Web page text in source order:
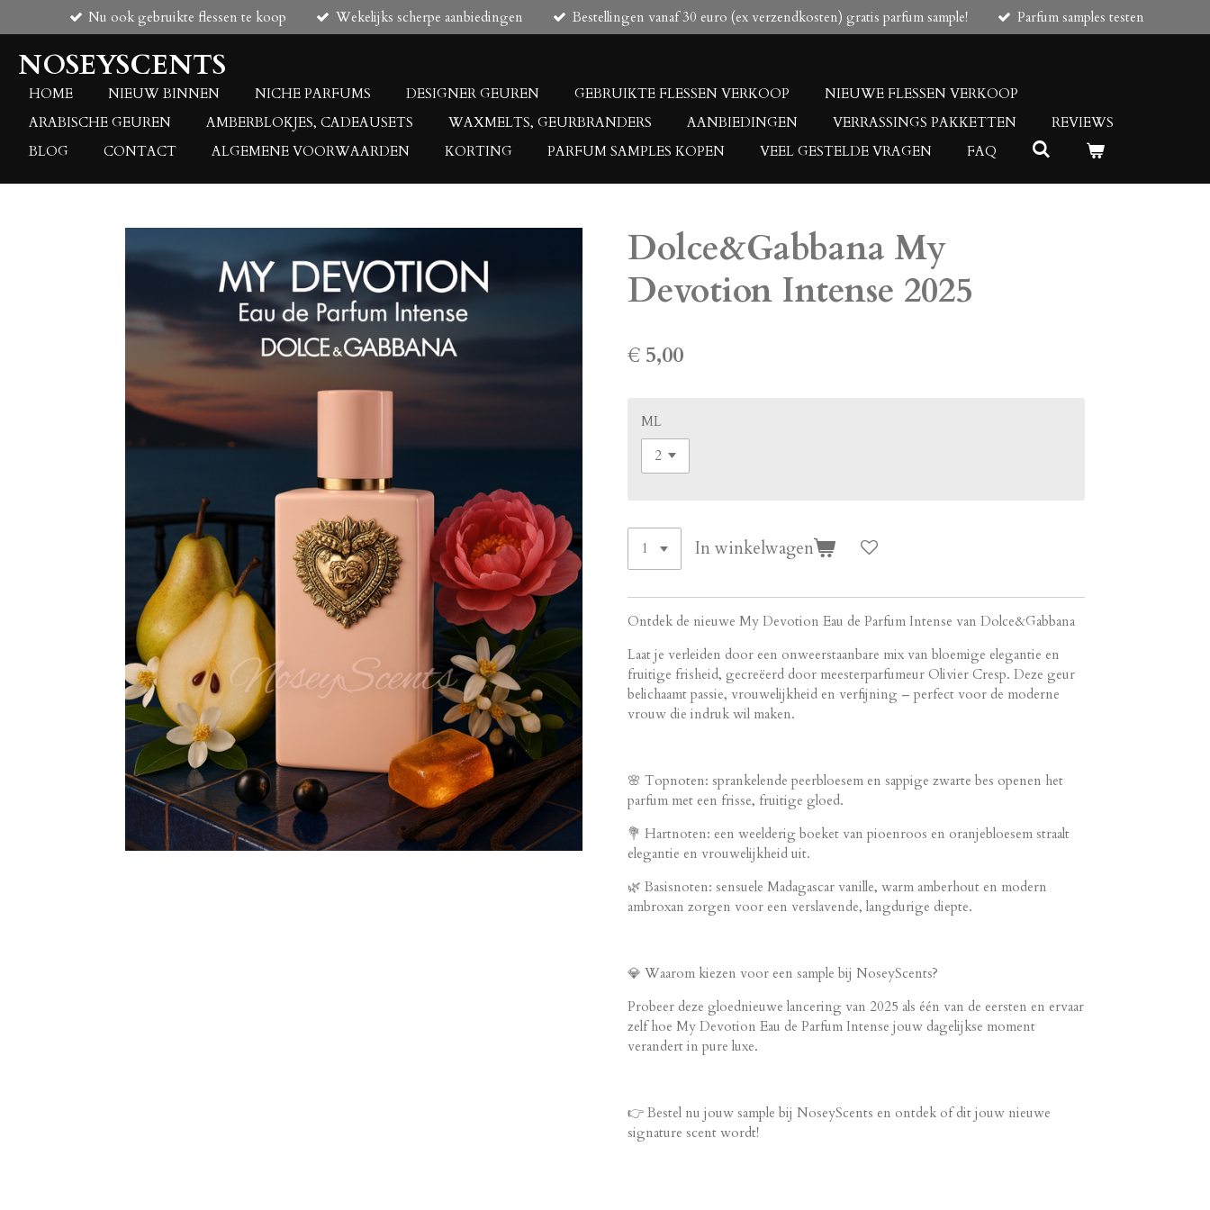
direct
naar
de
hoofdinhoud
Nu ook gebruikte flessen te koop Wekelijks scherpe aanbiedingen Bestellingen vanaf 30 euro (ex verzendkosten) gratis parfum sample! Parfum samples testen
NOSEYSCENTS
HOME NIEUW BINNEN NICHE PARFUMS DESIGNER GEUREN GEBRUIKTE FLESSEN VERKOOP
NIEUWE FLESSEN VERKOOP
ARABISCHE GEUREN
AMBERBLOKJES, CADEAUSETS WAXMELTS, GEURBRANDERS AANBIEDINGEN VERRASSINGS PAKKETTEN
REVIEWS
BLOG
CONTACT ALGEMENE VOORWAARDEN KORTING PARFUM SAMPLES KOPEN VEEL GESTELDE VRAGEN FAQ
Dolce&Gabbana My
Devotion Intense 2025
€ 5,00
ML
In winkelwagen
Ontdek de nieuwe My Devotion Eau de Parfum Intense van Dolce&Gabbana
Laat je verleiden door een onweerstaanbare mix van bloemige elegantie en
fruitige frisheid, gecreëerd door meesterparfumeur Olivier Cresp. Deze geur
belichaamt passie, vrouwelijkheid en verfijning – perfect voor de moderne
vrouw die indruk wil maken.
🌸 Topnoten: sprankelende peerbloesem en sappige zwarte bes openen het
parfum met een frisse, fruitige gloed.
💐 Hartnoten: een weelderig boeket van pioenroos en oranjebloesem straalt
elegantie en vrouwelijkheid uit.
🌿 Basisnoten: sensuele Madagascar vanille, warm amberhout en modern
ambroxan zorgen voor een verslavende, langdurige diepte.
💎 Waarom kiezen voor een sample bij NoseyScents?
Probeer deze gloednieuwe lancering van 2025 als één van de eersten en ervaar
zelf hoe My Devotion Eau de Parfum Intense jouw dagelijkse moment
verandert in pure luxe.
👉 Bestel nu jouw sample bij NoseyScents en ontdek of dit jouw nieuwe
signature scent wordt!